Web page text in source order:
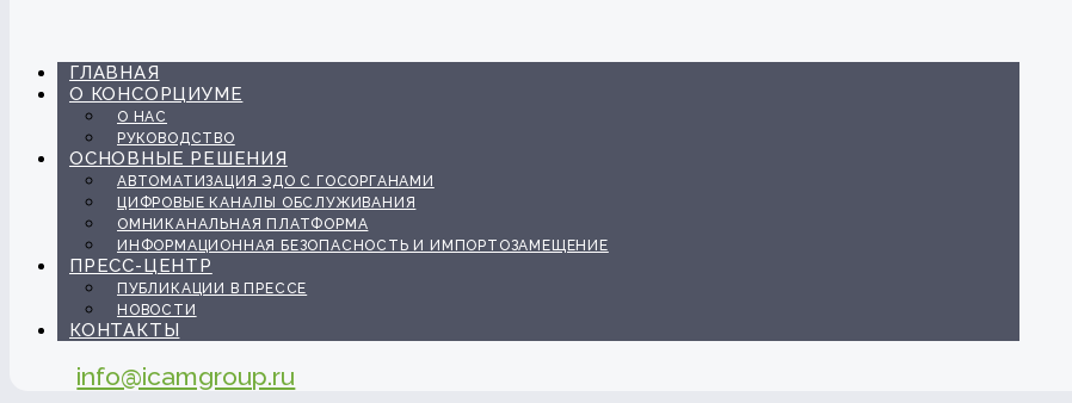
ГЛАВНАЯ
О КОНСОРЦИУМЕ
О НАС
РУКОВОДСТВО
ОСНОВНЫЕ РЕШЕНИЯ
АВТОМАТИЗАЦИЯ ЭДО С ГОСОРГАНАМИ
ЦИФРОВЫЕ КАНАЛЫ ОБСЛУЖИВАНИЯ
ОМНИКАНАЛЬНАЯ ПЛАТФОРМА
ИНФОРМАЦИОННАЯ БЕЗОПАСНОСТЬ И ИМПОРТОЗАМЕЩЕНИЕ
ПРЕСС-ЦЕНТР
ПУБЛИКАЦИИ В ПРЕССЕ
НОВОСТИ
КОНТАКТЫ
info@icamgroup.ru